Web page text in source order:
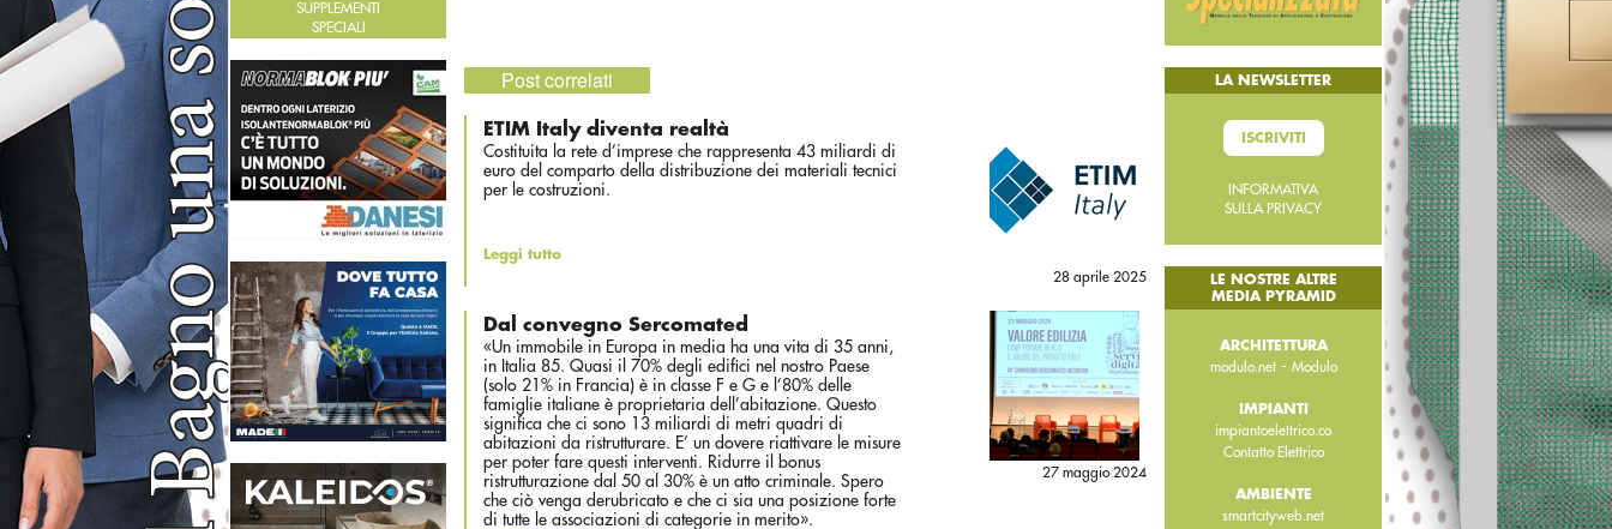
Post correlati
ETIM Italy diventa realtà
Costituita la rete d’imprese che rappresenta 43 miliardi di
euro del comparto della distribuzione dei materiali tecnici
per le costruzioni.
Leggi tutto
28 aprile 2025
Dal convegno Sercomated
«Un immobile in Europa in media ha una vita di 35 anni,
in Italia 85. Quasi il 70% degli edifici nel nostro Paese
(solo 21% in Francia) è in classe F e G e l’80% delle
famiglie italiane è proprietaria dell’abitazione. Questo
significa che ci sono 13 miliardi di metri quadri di
abitazioni da ristrutturare. E’ un dovere riattivare le misure
per poter fare questi interventi. Ridurre il bonus
ristrutturazione dal 50 al 30% è un atto criminale. Spero
che ciò venga derubricato e che ci sia una posizione forte
di tutte le associazioni di categorie in merito».
27 maggio 2024
SUPPLEMENTI
SPECIALI
LA NEWSLETTER
ISCRIVITI
INFORMATIVA
SULLA PRIVACY
LE NOSTRE ALTRE
MEDIA PYRAMID
ARCHITETTURA
modulo.net- Modulo
IMPIANTI
impiantoelettrico.co
Contatto Elettrico
AMBIENTE
smartcityweb.net